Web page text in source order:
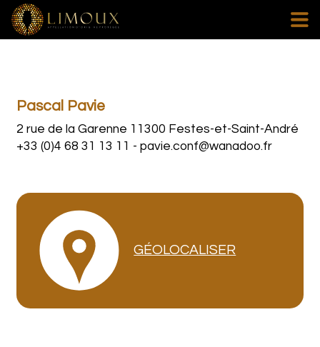
Pascal Pavie
2 rue de la Garenne 11300 Festes-et-Saint-André
+33 (0)4 68 31 13 11 -pavie.conf@wanadoo.fr
GÉOLOCALISER